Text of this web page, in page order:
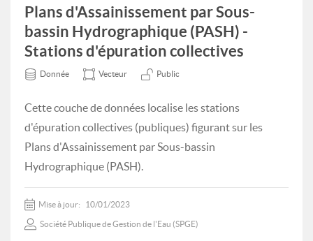
Plans d'Assainissement par Sous-
bassin Hydrographique (PASH) -
Stations d'épuration collectives
Donnée Vecteur Public
Cette couche de données localise les stations
d'épuration collectives (publiques) figurant sur les
Plans d'Assainissement par Sous-bassin
Hydrographique (PASH).
Mise à jour: 10/01/2023
Société Publique de Gestion de l'Eau (SPGE)